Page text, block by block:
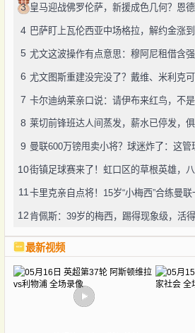
3 皇马迎战佛罗伦萨，新援成色几何？恩
4 巴萨盯上瓦伦西亚中场格拉，解约金涨
5
6
7 卡尔迪纳莱亲口说：请伊布来红鸟，不
8 莱切前锋班达人间蒸发，薪水已停发，
9 曼联600万镑甩卖小将？球迷炸了：这管
10街镇足球赛来了！虹口区的草根英雄，
11
12 肯佩斯：39岁的梅西，踢得现象级，活
最新视频